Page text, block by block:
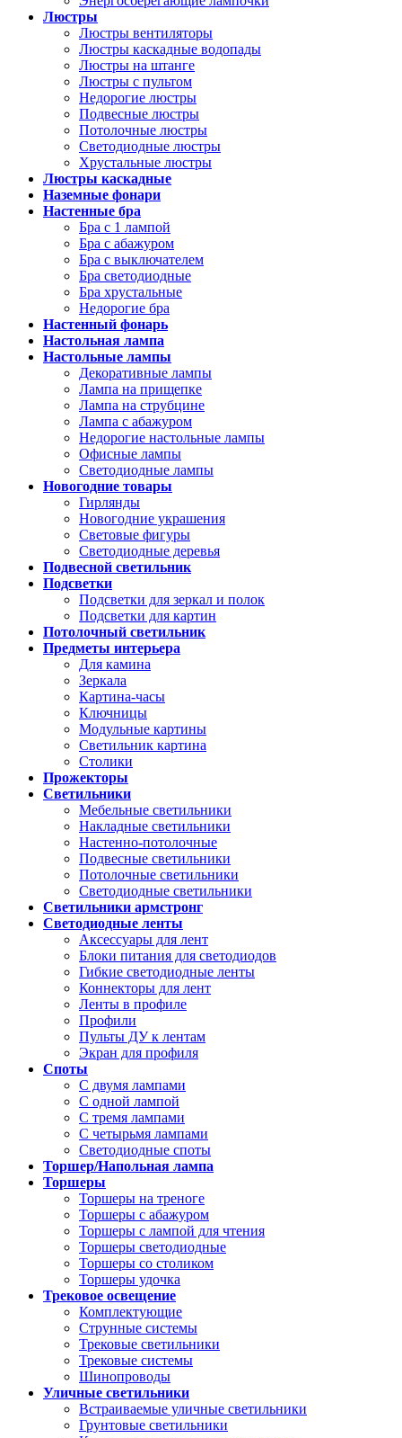
Люстры
Люстры вентиляторы
Люстры каскадные водопады
Люстры на штанге
Люстры с пультом
Недорогие люстры
Подвесные люстры
Потолочные люстры
Светодиодные люстры
Хрустальные люстры
Люстры каскадные
Наземные фонари
Настенные бра
Бра с 1 лампой
Бра с абажуром
Бра с выключателем
Бра светодиодные
Бра хрустальные
Недорогие бра
Настенный фонарь
Настольная лампа
Настольные лампы
Декоративные лампы
Лампа на прищепке
Лампа на струбцине
Лампа с абажуром
Недорогие настольные лампы
Офисные лампы
Светодиодные лампы
Новогодние товары
Гирлянды
Новогодние украшения
Световые фигуры
Светодиодные деревья
Подвесной светильник
Подсветки
Подсветки для зеркал и полок
Подсветки для картин
Потолочный светильник
Предметы интерьера
Для камина
Зеркала
Картина-часы
Ключницы
Модульные картины
Светильник картина
Столики
Прожекторы
Светильники
Мебельные светильники
Накладные светильники
Настенно-потолочные
Подвесные светильники
Потолочные светильники
Светодиодные светильники
Светильники армстронг
Светодиодные ленты
Аксессуары для лент
Блоки питания для светодиодов
Гибкие светодиодные ленты
Коннекторы для лент
Ленты в профиле
Профили
Пульты ДУ к лентам
Экран для профиля
Споты
С двумя лампами
С одной лампой
С тремя лампами
С четырьмя лампами
Светодиодные споты
Торшер/Напольная лампа
Торшеры
Торшеры на треноге
Торшеры с абажуром
Торшеры с лампой для чтения
Торшеры светодиодные
Торшеры со столиком
Торшеры удочка
Трековое освещение
Комплектующие
Струнные системы
Трековые светильники
Трековые системы
Шинопроводы
Уличные светильники
Встраиваемые уличные светильники
Грунтовые светильники